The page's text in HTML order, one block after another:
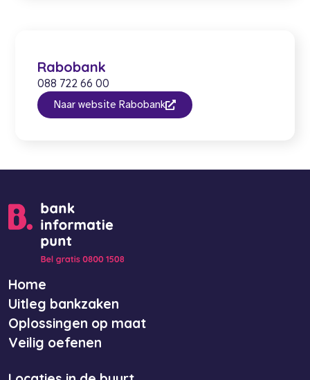
Rabobank
088 722 66 00
Naar website Rabobank
Home
Uitleg bankzaken
Oplossingen op maat
Veilig oefenen